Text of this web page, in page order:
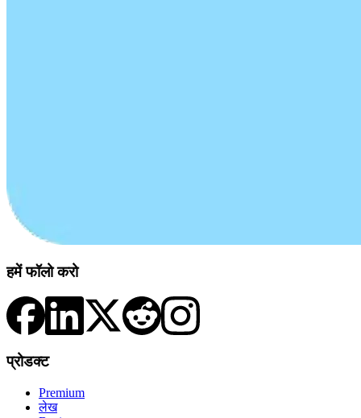
हमें फॉलो करो
प्रोडक्ट
Premium
लेख